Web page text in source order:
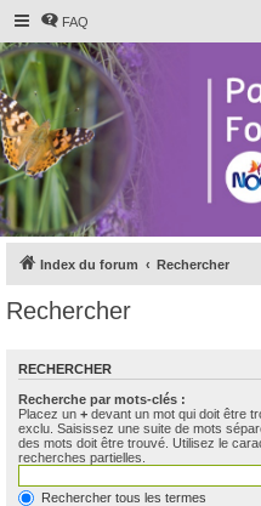
FAQ
Index du forum Rechercher
Rechercher
RECHERCHER
Recherche par mots-clés :
Placez un + devant un mot qui doit être
exclu. Saisissez une suite de mots
des mots doit être trouvé. Utilisez le
recherches partielles.
Rechercher tous les termes